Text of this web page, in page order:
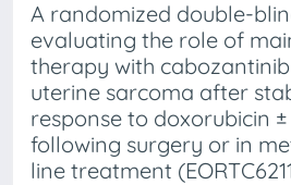
A randomized double-
evaluating the role of
therapy with
uterine sarcoma after
response to doxorubicin
following surgery or in
line treatment